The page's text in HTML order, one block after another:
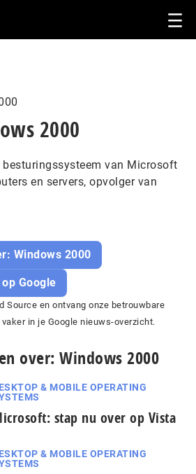
2000
van Microsoft
en servers, opvolger van
Windows 2000
Google
Source en ontvang onze betrouwbare
in je Google nieuws-overzicht.
over: Windows 2000
& MOBILE OPERATING
stap nu over op Vista
& MOBILE OPERATING